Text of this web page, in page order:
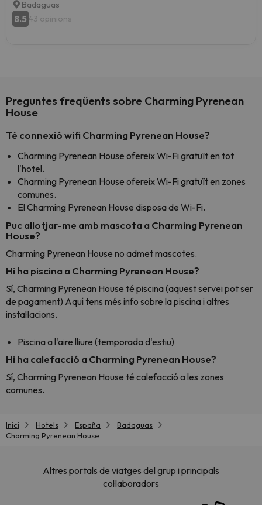
Badaguas
8.5 43 opinions
Preguntes freqüents sobre Charming Pyrenean
House
Té connexió wifi Charming Pyrenean House?
Charming Pyrenean House ofereix Wi-Fi gratuït en tot
l'hotel.
Charming Pyrenean House ofereix Wi-Fi gratuït en zones
comunes.
El Charming Pyrenean House disposa de Wi-Fi.
Puc allotjar-me amb mascota a Charming Pyrenean
House?
Charming Pyrenean House no admet mascotes.
Hi ha piscina a Charming Pyrenean House?
Sí, Charming Pyrenean House té piscina (aquest servei pot ser
de pagament) Aquí tens més info sobre la piscina i altres
instal·lacions.
Piscina a l'aire lliure (temporada d'estiu)
Hi ha calefacció a Charming Pyrenean House?
Sí, Charming Pyrenean House té calefacció a les zones
comunes.
Inici Hotels España
Badaguas
Charming Pyrenean House
Altres portals de viatges del grup i principals
col·laboradors